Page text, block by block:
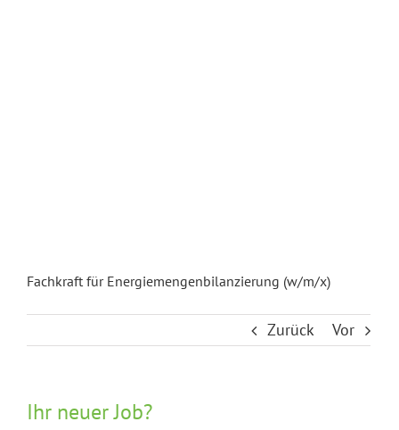
Fachkraft für Energiemengenbilanzierung (w/m/x)
Zurück Vor
Ihr neuer Job?